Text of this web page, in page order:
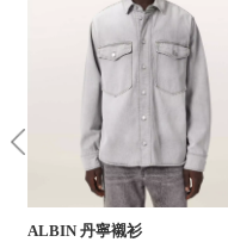
ALBIN 丹寧襯衫